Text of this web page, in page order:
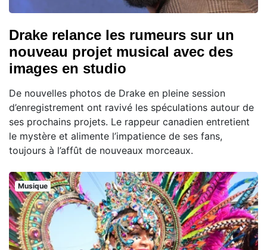
Drake relance les rumeurs sur un
nouveau projet musical avec des
images en studio
De nouvelles photos de Drake en pleine session
d’enregistrement ont ravivé les spéculations autour de
ses prochains projets. Le rappeur canadien entretient
le mystère et alimente l’impatience de ses fans,
toujours à l’affût de nouveaux morceaux.
Musique